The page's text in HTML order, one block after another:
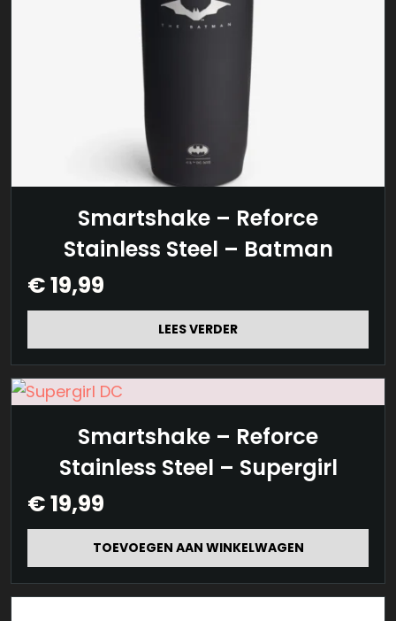
Smartshake – Reforce
Stainless Steel – Batman
€19,99
LEES VERDER
Smartshake – Reforce
Stainless Steel – Supergirl
€19,99
TOEVOEGEN AAN WINKELWAGEN